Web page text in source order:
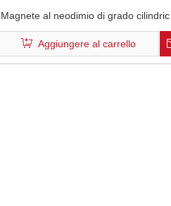
Magnete al neodimio di grado cilindrico
N35H con rivestimento epossidico
D25x10mm in altoparlanti Lound
Aggiungere al carrello